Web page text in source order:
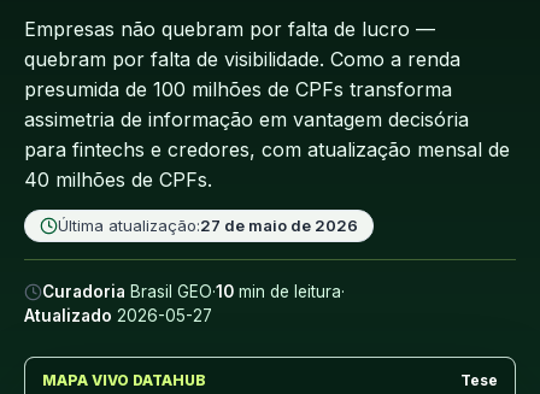
Empresas não quebram por falta de lucro —
quebram por falta de visibilidade. Como a renda
presumida de 100 milhões de CPFs transforma
assimetria de informação em vantagem decisória
para fintechs e credores, com atualização mensal de
40 milhões de CPFs.
Última atualização:27 de maio de 2026
Curadoria Brasil GEO·10 min de leitura·
Atualizado 2026-05-27
MAPA VIVO DATAHUB Tese